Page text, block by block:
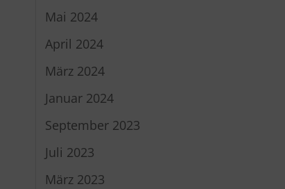
Mai 2024
April 2024
März 2024
Januar 2024
September 2023
Juli 2023
März 2023